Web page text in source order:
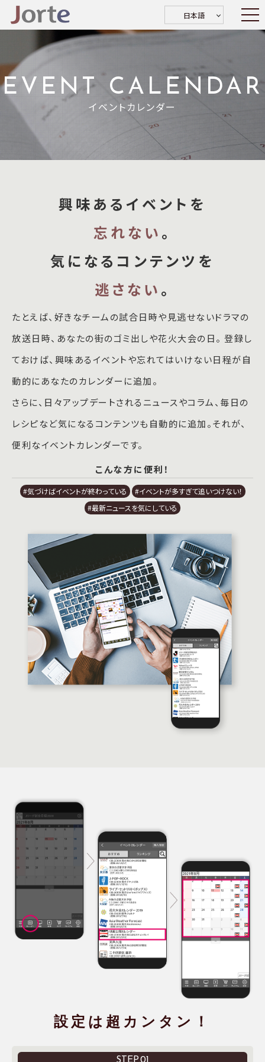
日本語
EVENT CALENDAR
イベントカレンダー
興味あるイベントを
忘れない 。
気になるコンテンツを
逃さない 。
たとえば、好きなチームの試合日時や見逃せないドラマの
放送日時、あなたの街のゴミ出しや花火大会の日。 登録し
ておけば、興味あるイベントや忘れてはいけない日程が自
動的にあなたのカレンダーに追加。
さらに、日々アップデートされるニュースやコラム、毎日の
レシピなど気になるコンテンツも自動的に追加。それが、
便利なイベントカレンダーです。
こんな方に便利！
#気づけばイベントが終わっている
#イベントが多すぎて追いつけない！
#最新ニュースを気にしている
設定は超カンタン！